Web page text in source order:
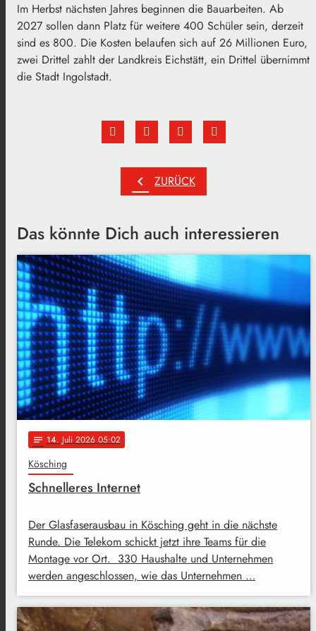
Im Herbst nächsten Jahres beginnen die Bauarbeiten. Ab
2027 sollen dann Platz für weitere 400 Schüler sein, derzeit
sind es 800. Die Kosten belaufen sich auf 26 Millionen Euro,
zwei Drittel zahlt der Landkreis Eichstätt, ein Drittel übernimmt
die Stadt Ingolstadt.
chevron_left ZURÜCK
Das könnte Dich auch interessieren
notes 14. Juli 2026 05:02
Kösching
Schnelleres Internet
Der Glasfaserausbau in Kösching geht in die nächste
Runde. Die Telekom schickt jetzt ihre Teams für die
Montage vor Ort. 330 Haushalte und Unternehmen
werden angeschlossen, wie das Unternehmen …